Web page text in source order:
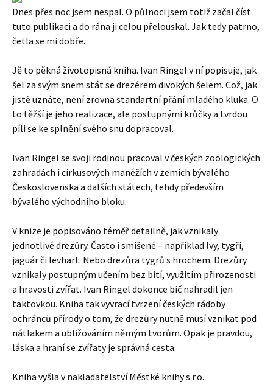
Dnes přes noc jsem nespal. O půlnoci jsem totiž začal číst
tuto publikaci a do rána ji celou přelouskal. Jak tedy patrno,
četla se mi dobře.
Jě to pěkná životopisná kniha. Ivan Ringel v ní popisuje, jak
šel za svým snem stát se drezérem divokých šelem. Což, jak
jistě uznáte, není zrovna standartní přání mladého kluka. O
to těžší je jeho realizace, ale postupnými krůčky a tvrdou
píli se ke splnění svého snu dopracoval.
Ivan Ringel se svoji rodinou pracoval v českých zoologických
zahradách i cirkusových manéžích v zemích bývalého
Československa a dalších státech, tehdy především
bývalého východního bloku.
V knize je popisováno téměř detailně, jak vznikaly
jednotlivé drezůry. Často i smíšené – například lvy, tygři,
jaguár či levhart. Nebo drezůra tygrů s hrochem. Drezůry
vznikaly postupným učením bez bití, využitím přirozenosti
a hravosti zvířat. Ivan Ringel dokonce bič nahradil jen
taktovkou. Kniha tak vyvrací tvrzení českých rádoby
ochránců přírody o tom, že drezůry nutně musí vznikat pod
nátlakem a ubližováním němým tvorům. Opak je pravdou,
láska a hraní se zvířaty je správná cesta.
Kniha vyšla v nakladatelství Městké knihy s.r.o.